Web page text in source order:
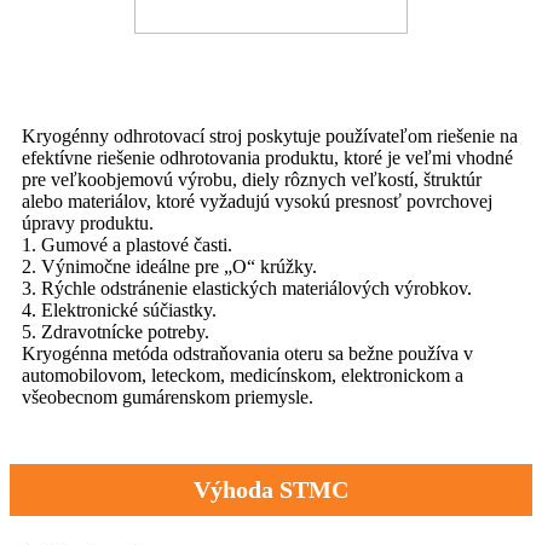
Kryogénny odhrotovací stroj poskytuje používateľom riešenie na
efektívne riešenie odhrotovania produktu, ktoré je veľmi vhodné
pre veľkoobjemovú výrobu, diely rôznych veľkostí, štruktúr
alebo materiálov, ktoré vyžadujú vysokú presnosť povrchovej
úpravy produktu.
1. Gumové a plastové časti.
2. Výnimočne ideálne pre „O“ krúžky.
3. Rýchle odstránenie elastických materiálových výrobkov.
4. Elektronické súčiastky.
5. Zdravotnícke potreby.
Kryogénna metóda odstraňovania oteru sa bežne používa v
automobilovom, leteckom, medicínskom, elektronickom a
všeobecnom gumárenskom priemysle.
Výhoda STMC